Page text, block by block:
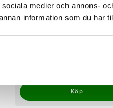
sociala medier och annons-
information som du har
3mk ARC+ skyddsfilm för
OnePlus 8 Pro 5G
Varan finns i vårt fjärrlager,
Köp